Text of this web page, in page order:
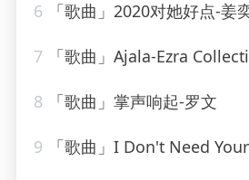
6 「歌曲」2020对她好点-姜
7 「歌曲」Ajala-Ezra
8 「歌曲」掌声响起-罗文
9 「歌曲」I Don't Need Your Rockin'